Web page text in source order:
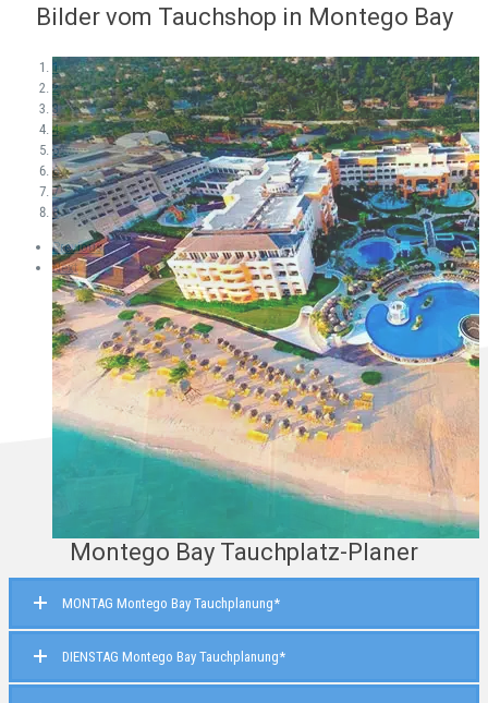
Bilder vom Tauchshop in Montego Bay
1
2
3
4
5
6
7
8
Previous
Next
Montego Bay Tauchplatz-Planer
MONTAG Montego Bay Tauchplanung*
DIENSTAG Montego Bay Tauchplanung*